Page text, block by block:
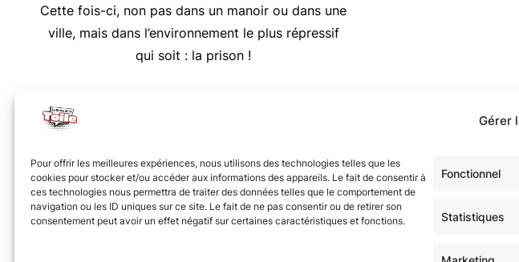
Gérer
Pour offrir les meilleures expériences, nous utilisons des technologies telles que les
cookies pour stocker et/ou accéder aux informations des appareils. Le fait de consentir à
ces technologies nous permettra de traiter des données telles que le comportement de
navigation ou les ID uniques sur ce site. Le fait de ne pas consentir ou de retirer son
consentement peut avoir un effet négatif sur certaines caractéristiques et fonctions.
Fonctionnel
Statistiques
Cette fois-ci, non pas dans un manoir ou dans une
ville, mais dans l’environnement le plus répressif
qui soit : la prison !
sur